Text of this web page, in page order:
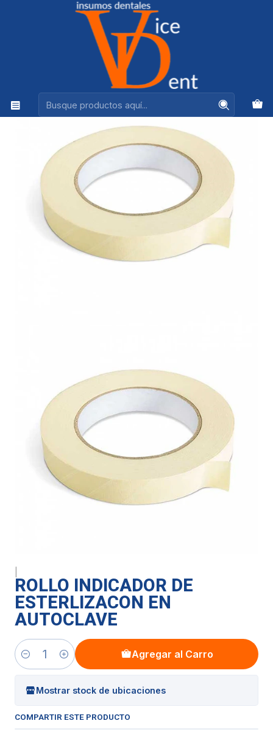
Ventas +56944575313
DESINFECCION Y BIOSEGURIDAD
ROLLO INDICADOR DE ESTERLIZACON EN AUTOCLAVE
ROLLO INDICADOR DE
ESTERLIZACON EN
AUTOCLAVE
Cantidad
Agregar al Carro
Mostrar stock de ubicaciones
COMPARTIR ESTE PRODUCTO